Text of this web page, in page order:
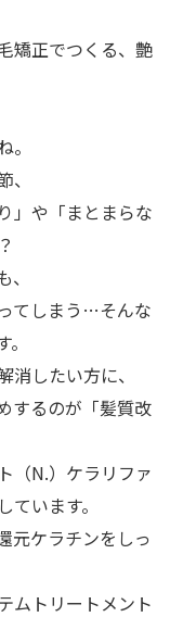
矯正でつくる、艶
」や「まとまらな
てしまう…そんな
したい方に、
するのが「髪質改
（N.）ケラリファ
います。
元ケラチンをしっ
ムトリートメント